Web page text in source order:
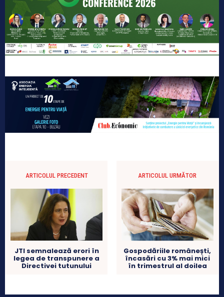
ARTICOLUL PRECEDENT
JTI semnalează erori în
legea de transpunere a
Directivei tutunului
ARTICOLUL URMĂTOR
Gospodăriile românești,
încasări cu 3% mai mici
în trimestrul al doilea